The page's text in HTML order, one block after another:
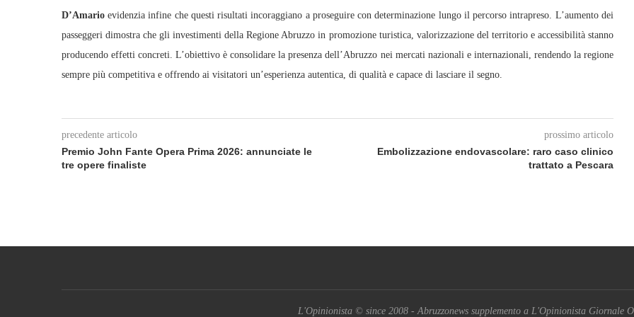
D’Amario evidenzia infine che questi risultati incoraggiano a proseguire con determinazione lungo il percorso intrapreso. L’aumento dei
passeggeri dimostra che gli investimenti della Regione Abruzzo in promozione turistica, valorizzazione del territorio e accessibilità stanno
producendo effetti concreti. L’obiettivo è consolidare la presenza dell’Abruzzo nei mercati nazionali e internazionali, rendendo la regione
sempre più competitiva e offrendo ai visitatori un’esperienza autentica, di qualità e capace di lasciare il segno.
precedente articolo
Premio John Fante Opera Prima 2026: annunciate le
tre opere finaliste
prossimo articolo
Embolizzazione endovascolare: raro caso clinico
trattato a Pescara
L'Opinionista © since 2008 - Abruzzonews supplemento a L'Opinionista Giornale